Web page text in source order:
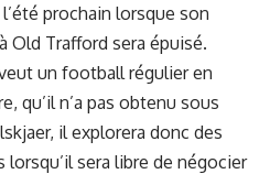
prochain lorsque son
Old Trafford sera épuisé.
un football régulier en
qu’il n’a pas obtenu sous
il explorera donc des
lorsqu’il sera libre de négocier